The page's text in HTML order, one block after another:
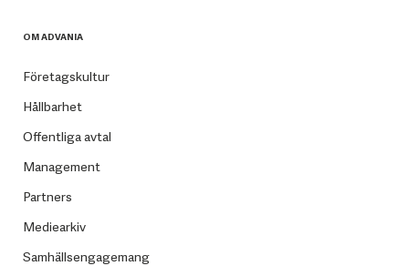
OM ADVANIA
Företagskultur
Hållbarhet
Offentliga avtal
Management
Partners
Mediearkiv
Samhällsengagemang